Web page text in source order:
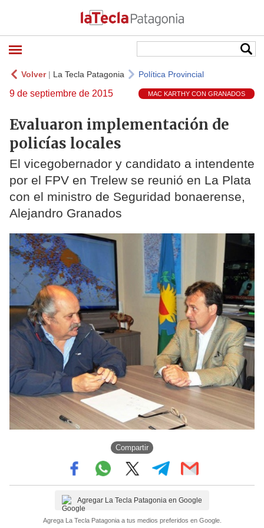
Volver| La Tecla Patagonia Política Provincial
9 de septiembre de 2015 MAC KARTHY CON GRANADOS
Evaluaron implementación de
policías locales
El vicegobernador y candidato a intendente
por el FPV en Trelew se reunió en La Plata
con el ministro de Seguridad bonaerense,
Alejandro Granados
Compartir
Agregar La Tecla Patagonia en Google
Agrega La Tecla Patagonia a tus medios preferidos en Google.